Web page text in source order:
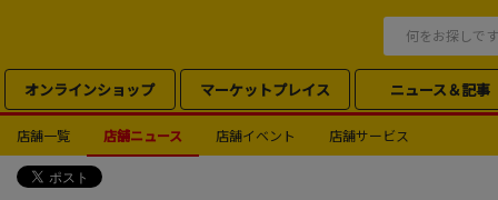
オンラインショップ マーケットプレイス ニュース＆記事
店舗一覧 店舗ニュース 店舗イベント 店舗サービス